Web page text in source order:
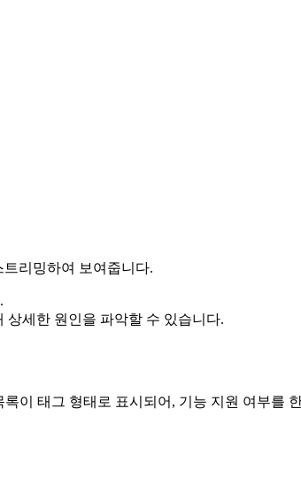
리밍하여 보여줍니다.
세한 원인을 파악할 수 있습니다.
이 태그 형태로 표시되어, 기능 지원 여부를